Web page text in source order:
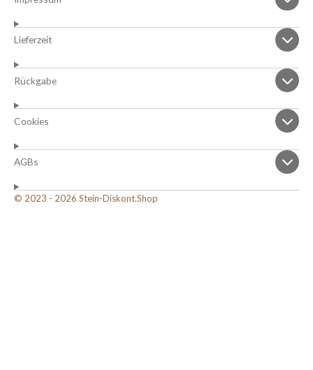
Lieferzeit
Rückgabe
Cookies
AGBs
© 2023 - 2026 Stein-Diskont.Shop